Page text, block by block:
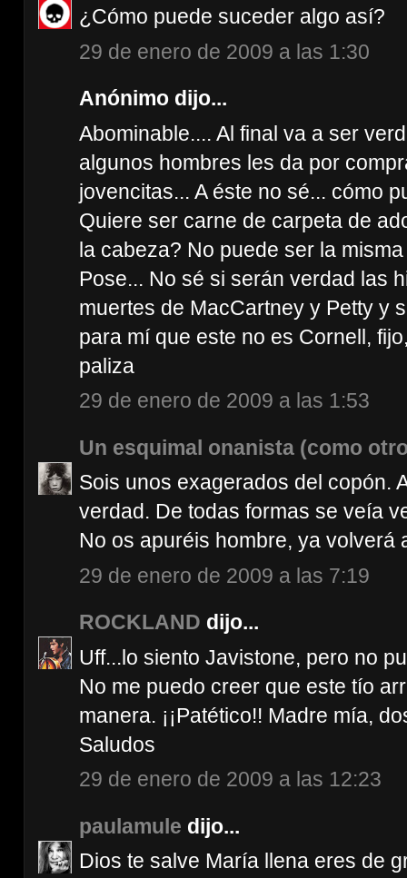
¿Cómo puede suceder algo así?
29 de enero de 2009 a las 1:30
Anónimo dijo...
Abominable.... Al final va a ser
algunos hombres les da por
jovencitas... A éste no sé... cómo
Quiere ser carne de carpeta de
la cabeza? No puede ser la
Pose... No sé si serán verdad las
muertes de MacCartney y Petty y
para mí que este no es Cornell,
paliza
29 de enero de 2009 a las 1:53
Un esquimal onanista (como
Sois unos exagerados del copón.
verdad. De todas formas se veía
No os apuréis hombre, ya volverá
29 de enero de 2009 a las 7:19
ROCKLAND dijo...
Uff...lo siento Javistone, pero no
No me puedo creer que este tío
manera. ¡¡Patético!! Madre mía,
Saludos
29 de enero de 2009 a las 12:23
paulamule dijo...
Dios te salve María llena eres de